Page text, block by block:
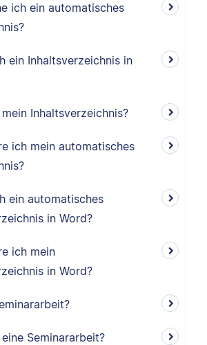
ich ein automatisches
ein Inhaltsverzeichnis in
Inhaltsverzeichnis?
ich mein automatisches
ein automatisches
in Word?
ich mein
in Word?
Seminararbeit?